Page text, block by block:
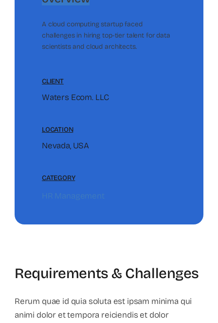
A cloud computing startup faced
challenges in hiring top-tier talent for data
scientists and cloud architects.
CLIENT
Waters Ecom. LLC
LOCATION
Nevada, USA
CATEGORY
Requirements & Challenges
Rerum quae id quia soluta est ipsam minima qui
animi dolor et tempora reiciendis et dolor